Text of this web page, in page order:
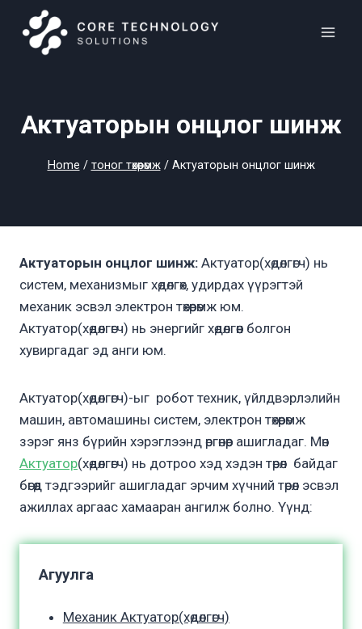
content
Актуаторын онцлог шинж
Home / тоног төхөөрөмж / Актуаторын онцлог шинж
Актуаторын онцлог шинж: Актуатор(хөдөлгөгч) нь
систем, механизмыг хөдөлгөх, удирдах үүрэгтэй
механик эсвэл электрон төхөөрөмж юм.
Актуатор(хөдөлгөгч) нь энергийг хөдөлгөөн болгон
хувиргадаг эд анги юм.
Актуатор(хөдөлгөгч)-ыг робот техник, үйлдвэрлэлийн
машин, автомашины систем, электрон төхөөрөмж
зэрэг янз бүрийн хэрэглээнд өргөнөөр ашигладаг. Мөн
Актуатор(хөдөлгөгч) нь дотроо хэд хэдэн төрөл байдаг
бөгөөд тэдгээрийг ашигладаг эрчим хүчний төрөл эсвэл
ажиллах аргаас хамааран ангилж болно. Үүнд:
Агуулга
Механик Актуатор(хөдөлгөгч)